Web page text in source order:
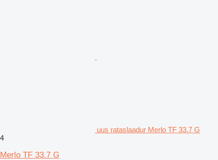
uus rataslaadur Merlo TF 33.7 G
4
Merlo TF 33.7 G